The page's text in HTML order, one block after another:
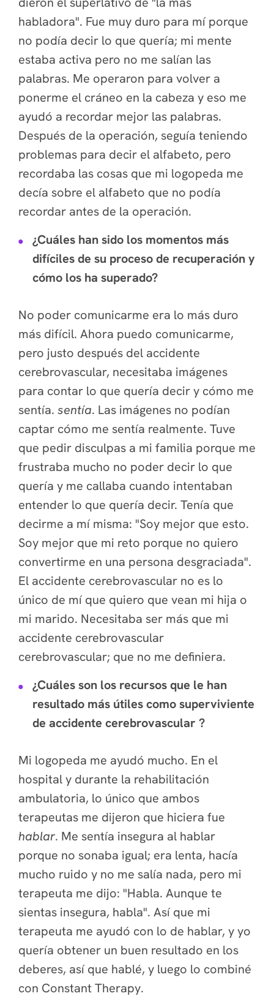
habladora". Fue muy duro para mí porque
no podía decir lo que quería; mi mente
estaba activa pero no me salían las
palabras. Me operaron para volver a
ponerme el cráneo en la cabeza y eso me
ayudó a recordar mejor las palabras.
Después de la operación, seguía teniendo
problemas para decir el alfabeto, pero
recordaba las cosas que mi logopeda me
decía sobre el alfabeto que no podía
recordar antes de la operación.
¿Cuáles han sido los momentos más
difíciles de su proceso de recuperación y
cómo los ha superado?
No poder comunicarme era lo más duro
más difícil. Ahora puedo comunicarme,
pero justo después del accidente
cerebrovascular, necesitaba imágenes
para contar lo que quería decir y cómo me
sentía. sentía. Las imágenes no podían
captar cómo me sentía realmente. Tuve
que pedir disculpas a mi familia porque me
frustraba mucho no poder decir lo que
quería y me callaba cuando intentaban
entender lo que quería decir. Tenía que
decirme a mí misma: "Soy mejor que esto.
Soy mejor que mi reto porque no quiero
convertirme en una persona desgraciada".
El accidente cerebrovascular no es lo
único de mí que quiero que vean mi hija o
mi marido. Necesitaba ser más que mi
accidente cerebrovascular
cerebrovascular; que no me definiera.
¿Cuáles son los recursos que le han
resultado más útiles como superviviente
de accidente cerebrovascular ?
Mi logopeda me ayudó mucho. En el
hospital y durante la rehabilitación
ambulatoria, lo único que ambos
terapeutas me dijeron que hiciera fue
hablar. Me sentía insegura al hablar
porque no sonaba igual; era lenta, hacía
mucho ruido y no me salía nada, pero mi
terapeuta me dijo: "Habla. Aunque te
sientas insegura, habla". Así que mi
terapeuta me ayudó con lo de hablar, y yo
quería obtener un buen resultado en los
deberes, así que hablé, y luego lo combiné
con Constant Therapy.